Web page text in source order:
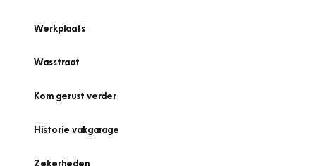
Werkplaats
Wasstraat
Kom gerust verder
Historie vakgarage
Zekerheden